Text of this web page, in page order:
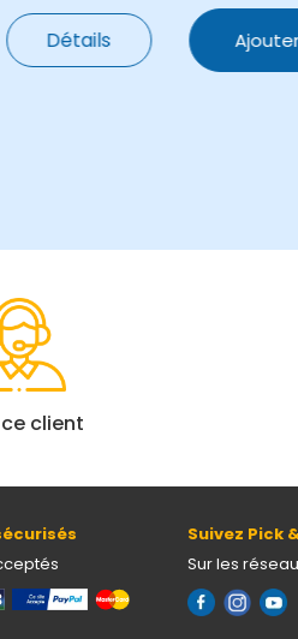
Détails
client
Suivez Pick
Sur les